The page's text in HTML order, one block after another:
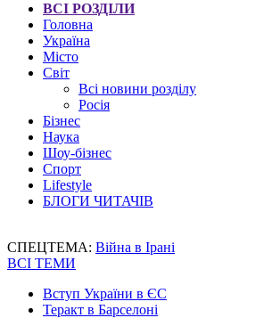
ВСІ РОЗДІЛИ
Головна
Україна
Місто
Світ
Всі новини розділу
Росія
Бізнес
Наука
Шоу-бізнес
Спорт
Lifestyle
БЛОГИ ЧИТАЧІВ
СПЕЦТЕМА: Війна в Ірані
ВСІ ТЕМИ
Вступ України в ЄС
Теракт в Барселоні